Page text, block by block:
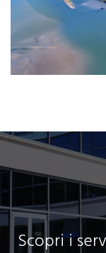
Scopri i